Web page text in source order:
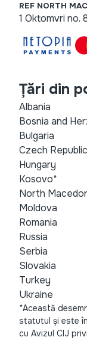
REF NORTH
1 Oktomvri no.
Țări din
Albania
Bosnia and
Bulgaria
Czech Republic
Hungary
Kosovo*
North
Moldova
Romania
Russia
Serbia
Slovakia
Turkey
Ukraine
*Această
statutul și este
cu Avizul CIJ